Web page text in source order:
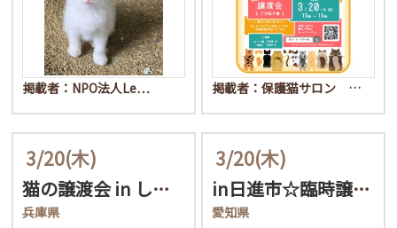
掲載者：NPO法人Le… 掲載者：保護猫サロン …
3/20(木)
猫の譲渡会 in しあわ…
兵庫県
3/20(木)
in日進市☆臨時譲渡会☆…
愛知県